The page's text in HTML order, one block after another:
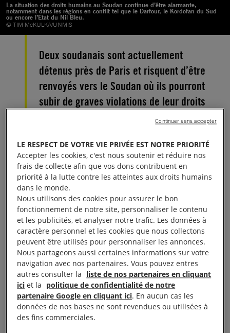
La situation des droits humains au Soudan continue d’être alarmante,
notamment dans les régions en conflit tel que le Darfour, le Kordofan du Sud
ou encore l’Etat du Nil Bleu.
© TIM McKULKA/UNMIS
Deux soudanais sont actuellement
détenus près de Paris et risquent d’être
renvoyés vers le Soudan où ils pourront
subir de graves violations de leur droits
À lire aussi :
Renvoi vers le Soudan : le danger s’éloigne
(temporairement) pour Baker
Baker, originaire du Kordofan du sud et Ibrahim, du
Darfour ont été interpellés à Calais suite au
démantèlement du campement. Ils ont reçu des
obligations de quitter le territoire français et ont été
mis en détention à cette fin. Or, les soudanais, et
particulièrement les personnes originaires du
Kordofan du sud et du Darfour ne doivent pas être
renvoyées dans leur pays d’origine.
La situation des droits humains auSoudancontinue
LE RESPECT DE VOTRE VIE PRIVÉE EST NOTRE PRIORITÉ
Accepter les cookies, c'est nous soutenir et réduire nos
frais de collecte afin que vos dons contribuent en
priorité à la lutte contre les atteintes aux droits humains
dans le monde.
Nous utilisons des cookies pour assurer le bon
fonctionnement de notre site, personnaliser le contenu
et les publicités, et analyser notre trafic. Les données à
caractère personnel et les cookies que nous collectons
peuvent être utilisés pour personnaliser les annonces.
Nous partageons aussi certaines informations sur votre
navigation avec nos partenaires. Vous pouvez entres
autres consulter la liste de nos partenaires en cliquant
ici et la politique de confidentialité de notre
partenaire Google en cliquant ici. En aucun cas les
données de nos bases ne sont revendues ou utilisées à
des fins commerciales.
Continuer sans accepter